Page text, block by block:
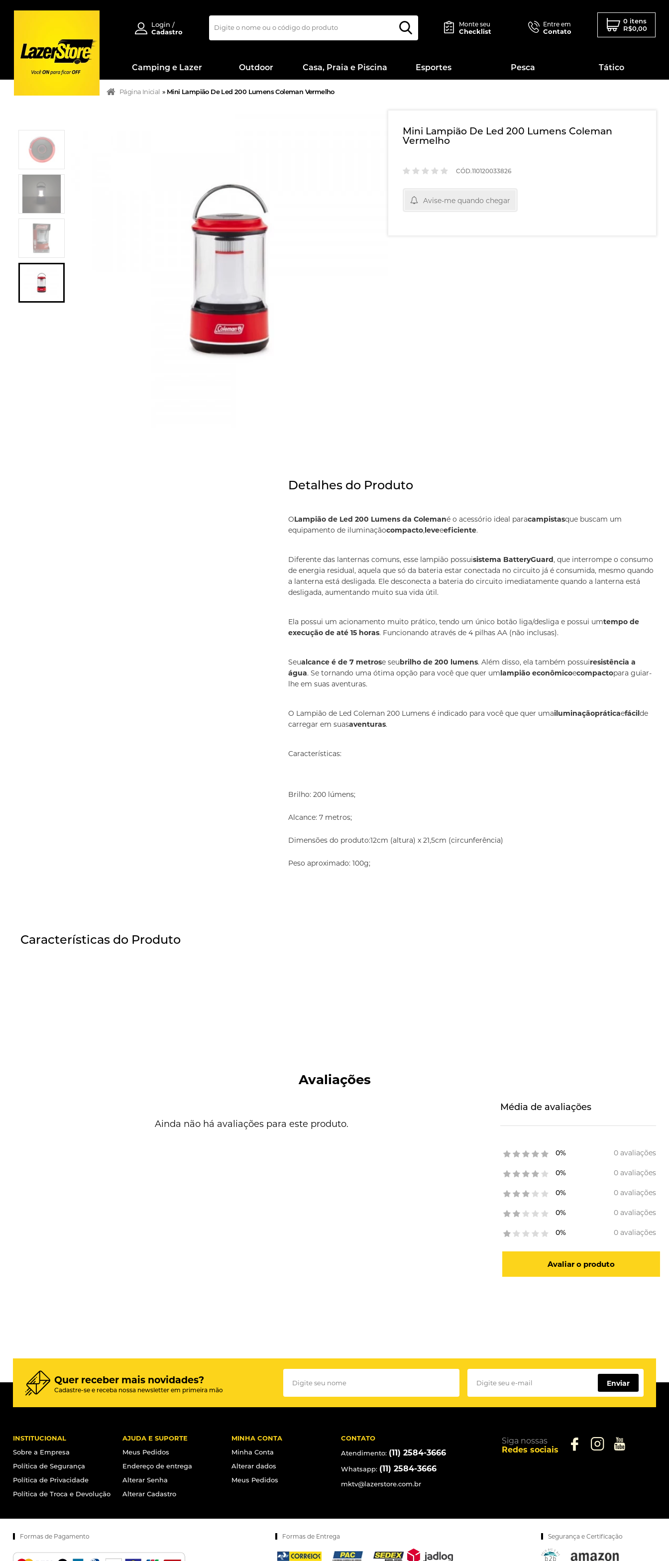
Login /
Cadastro
Monte seu
Checklist
Entre em
Contato
0 itens
R$0,00
Camping e Lazer Outdoor Casa, Praia e Piscina Esportes Pesca Tático
Página Inicial » Mini Lampião De Led 200 Lumens Coleman Vermelho
Mini Lampião De Led 200 Lumens Coleman
Vermelho
CÓD.110120033826
Avise-me quando chegar
Detalhes do Produto
OLampião de Led 200 Lumens da Colemané o acessório ideal paracampistasque buscam um
equipamento de iluminaçãocompacto,leveeeficiente.
Diferente das lanternas comuns, esse lampião possuisistema BatteryGuard, que interrompe o consumo
de energia residual, aquela que só da bateria estar conectada no circuito já é consumida, mesmo quando
a lanterna está desligada. Ele desconecta a bateria do circuito imediatamente quando a lanterna está
desligada, aumentando muito sua vida útil.
Ela possui um acionamento muito prático, tendo um único botão liga/desliga e possui umtempo de
execução de até 15 horas. Funcionando através de 4 pilhas AA (não inclusas).
Seualcance é de 7 metrose seubrilho de 200 lumens. Além disso, ela também possuiresistência a
água. Se tornando uma ótima opção para você que quer umlampião econômicoecompactopara guiar-
lhe em suas aventuras.
O Lampião de Led Coleman 200 Lumens é indicado para você que quer umailuminaçãopráticaefácilde
carregar em suasaventuras.
Características:
Brilho: 200 lúmens;
Alcance: 7 metros;
Dimensões do produto:12cm (altura) x 21,5cm (circunferência)
Peso aproximado: 100g;
Características do Produto
Avaliações
Ainda não há avaliações para este produto.
Média de avaliações
0% 0 avaliações
0% 0 avaliações
0% 0 avaliações
0% 0 avaliações
0% 0 avaliações
Avaliar o produto
Quer receber mais novidades?
Cadastre-se e receba nossa newsletter em primeira mão
Enviar
INSTITUCIONAL
Sobre a Empresa
Política de Segurança
Política de Privacidade
Política de Troca e Devolução
AJUDA E SUPORTE
Meus Pedidos
Endereço de entrega
Alterar Senha
Alterar Cadastro
MINHA CONTA
Minha Conta
Alterar dados
Meus Pedidos
CONTATO
Atendimento: (11) 2584-3666
Whatsapp: (11) 2584-3666
mktv@lazerstore.com.br
Siga nossas
Redes sociais
Formas de Pagamento Formas de Entrega Segurança e Certificação